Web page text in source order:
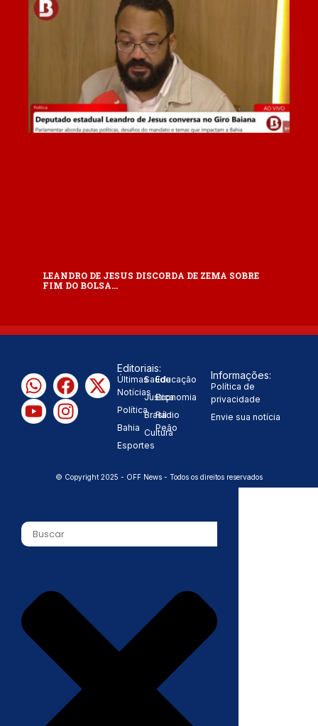
LEANDRO DE JESUS DISCORDA DE ZEMA SOBRE
FIM DO BOLSA…
Editoriais:
Últimas
Notícias
Política
Bahia
Esportes
Saúde
Justiça
Brasil
Cultura
Educação
Economia
Rádio
Peão
Informações:
Política de
privacidade
Envie sua notícia
© Copyright 2025 - OFF News - Todos os direitos reservados